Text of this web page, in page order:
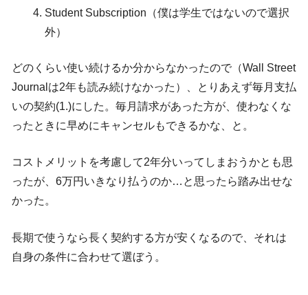
Student Subscription（僕は学生ではないので選択
外）
どのくらい使い続けるか分からなかったので（Wall Street
Journalは2年も読み続けなかった）、とりあえず毎月支払
いの契約(1.)にした。毎月請求があった方が、使わなくな
ったときに早めにキャンセルもできるかな、と。
コストメリットを考慮して2年分いってしまおうかとも思
ったが、6万円いきなり払うのか…と思ったら踏み出せな
かった。
長期で使うなら長く契約する方が安くなるので、それは
自身の条件に合わせて選ぼう。